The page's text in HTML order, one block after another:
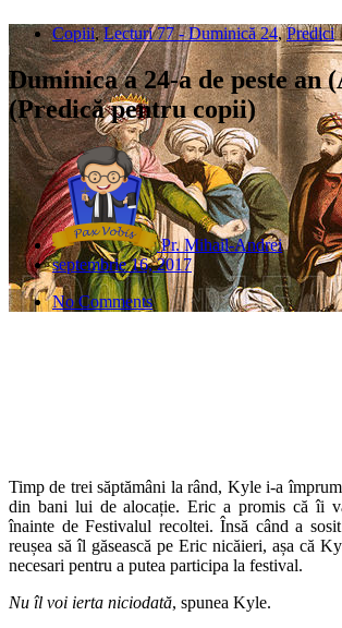
Copiii,Lecturi 77 - Duminică 24,Predici
Duminica a 24-a de peste an
(Predică pentru copii)
Pr. Mihail-Andrei
septembrie 16, 2017
No Comments
Timp de trei săptămâni la rând, Kyle i-a
din bani lui de alocație. Eric a promis că îi
înainte de Festivalul recoltei. Însă când a
reușea să îl găsească pe Eric nicăieri, așa că
necesari pentru a putea participa la festival.
Nu îl voi ierta niciodată, spunea Kyle.